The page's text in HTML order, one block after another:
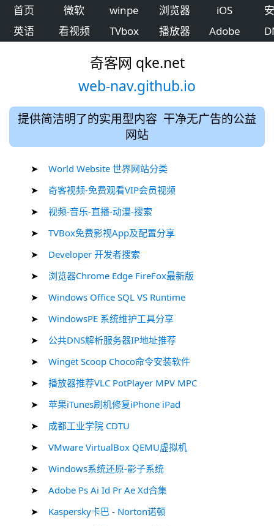
首页
英语
微软
看视频
winpe
TVbox
浏览器
播放器
iOS
Adobe
奇客网 qke.net
web-nav.github.io
提供简洁明了的实用型内容 干净无广告的公益
网站
➤ World Website 世界网站分类
➤ 奇客视频-免费观看VIP会员视频
➤ 视频-音乐-直播-动漫-搜索
➤ TVBox免费影视App及配置分享
➤ Developer 开发者搜索
➤ 浏览器Chrome Edge FireFox最新版
➤ Windows Office SQL VS Runtime
➤ WindowsPE 系统维护工具分享
➤ 公共DNS解析服务器IP地址推荐
➤ Winget Scoop Choco命令安装软件
➤ 播放器推荐VLC PotPlayer MPV MPC
➤ 苹果iTunes刷机修复iPhone iPad
➤ 成都工业学院 CDTU
➤ VMware VirtualBox QEMU虚拟机
➤ Windows系统还原-影子系统
➤ Adobe Ps Ai Id Pr Ae Xd合集
➤ Kaspersky卡巴 - Norton诺顿